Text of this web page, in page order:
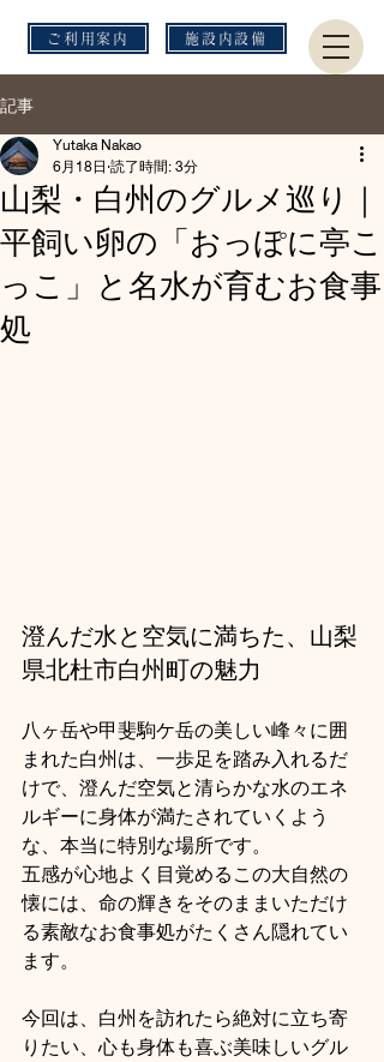
ご利用案内 施設内設備
記事
山梨・白州のグルメ巡り｜
平飼い卵の「おっぽに亭こ
っこ」と名水が育むお食事
処
Yutaka Nakao
6月18日 読了時間: 3分
澄んだ水と空気に満ちた、山梨
県北杜市白州町の魅力
八ヶ岳や甲斐駒ケ岳の美しい峰々に囲
まれた白州は、一歩足を踏み入れるだ
けで、澄んだ空気と清らかな水のエネ
ルギーに身体が満たされていくよう
な、本当に特別な場所です。
五感が心地よく目覚めるこの大自然の
懐には、命の輝きをそのままいただけ
る素敵なお食事処がたくさん隠れてい
ます。
今回は、白州を訪れたら絶対に立ち寄
りたい、心も身体も喜ぶ美味しいグル